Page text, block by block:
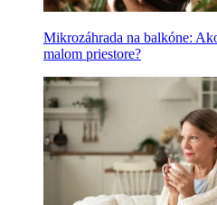
Mikrozáhrada na balkóne:
malom priestore?